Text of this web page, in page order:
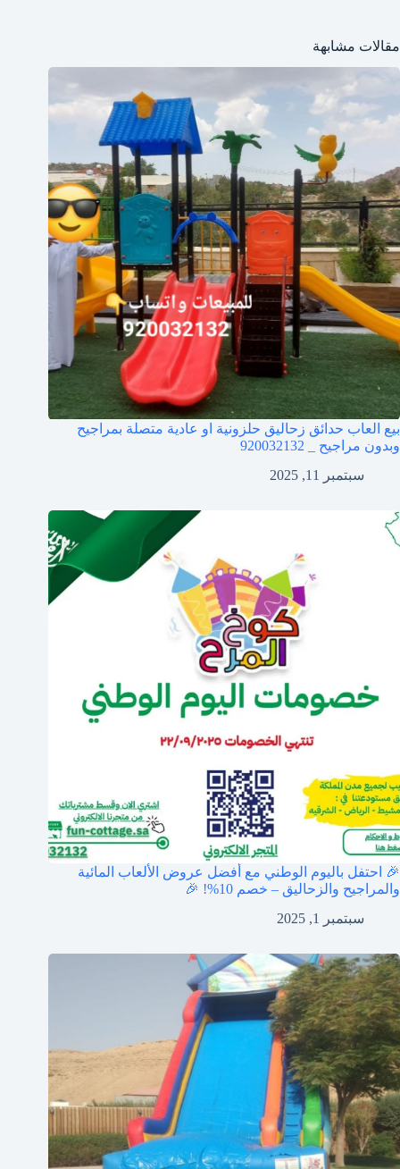
مقالات مشابهة
بيع العاب حدائق زحاليق حلزونية او عادية متصلة بمراجيح
وبدون مراجيح _ 920032132
سبتمبر 11, 2025
🎉 احتفل باليوم الوطني مع أفضل عروض الألعاب المائية
والمراجيح والزحاليق – خصم 10%! 🎉
سبتمبر 1, 2025